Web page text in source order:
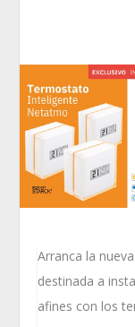
Arranca la
destinada a
afines con los